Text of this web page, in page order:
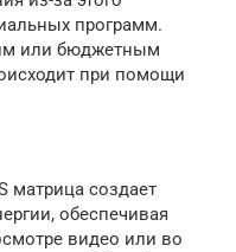
программ.
или бюджетным
при помощи
матрица создает
обеспечивая
видео или во